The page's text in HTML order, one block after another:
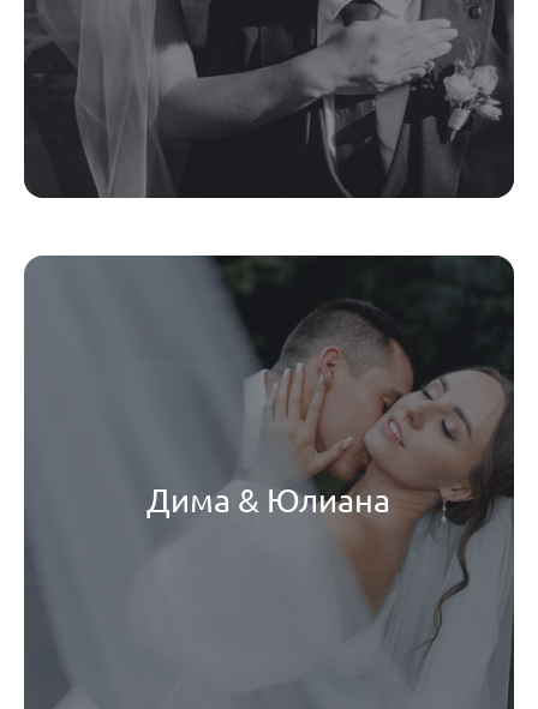
Дима & Юлиана